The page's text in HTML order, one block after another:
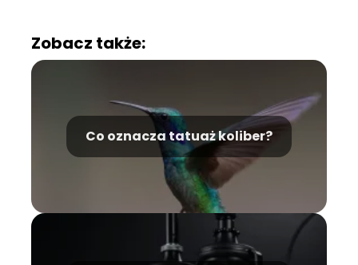
Zobacz także:
Co oznacza tatuaż koliber?